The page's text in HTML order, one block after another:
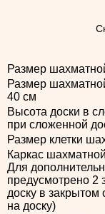
Размер
Размер
40 см
Высота доски в
при сложенной
Размер клетки
Каркас
Для
предусмотрено 2
доску в закрытом
на доску)